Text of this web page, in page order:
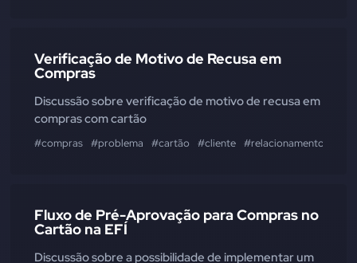
Verificação de Motivo de Recusa em
Compras
Discussão sobre verificação de motivo de recusa em
compras com cartão
#compras #problema #cartão #cliente #relacionamento
Fluxo de Pré-Aprovação para Compras no
Cartão na EFÍ
Discussão sobre a possibilidade de implementar um